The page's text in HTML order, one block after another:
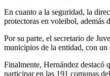
En cuanto a la seguridad, la
protectoras en voleibol, además
Por su parte, el secretario de
municipios de la entidad, con un
Finalmente, Hernández destacó
participar en las 191 comunas